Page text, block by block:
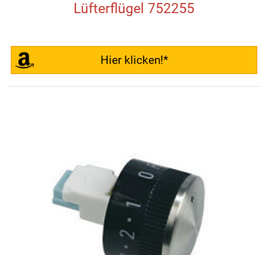
Lüfterflügel 752255
Hier klicken!*